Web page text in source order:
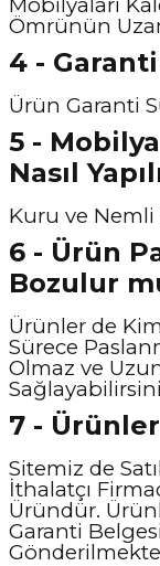
Ömrünün
4 - Garanti
Ürün Garanti
5 -
Nasıl
Kuru ve Nemli
6 - Ürün
Bozulur
Ürünler de
Sürece
Olmaz ve
7 -
Sitemiz de
İthalatçı
Üründür.
Garanti